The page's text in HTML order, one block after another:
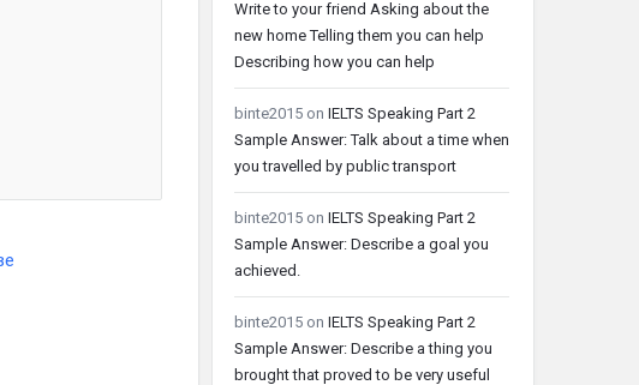
Write to your friend Asking about the
new home Telling them you can help
Describing how you can help
binte2015 on IELTS Speaking Part 2
Sample Answer: Talk about a time when
you travelled by public transport
binte2015 on IELTS Speaking Part 2
Sample Answer: Describe a goal you
achieved.
binte2015 on IELTS Speaking Part 2
Sample Answer: Describe a thing you
brought that proved to be very useful